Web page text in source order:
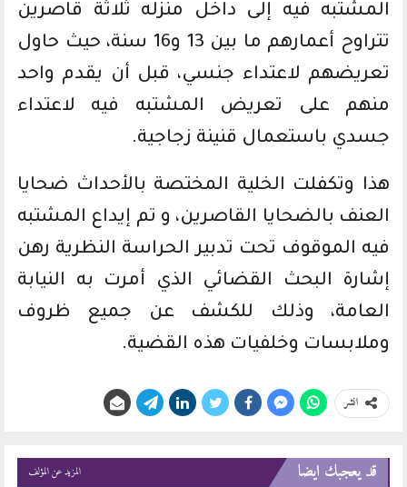
المشتبه فيه إلى داخل منزله ثلاثة قاصرين
تتراوح أعمارهم ما بين 13 و16 سنة، حيث حاول
تعريضهم لاعتداء جنسي، قبل أن يقدم واحد
منهم على تعريض المشتبه فيه لاعتداء
جسدي باستعمال قنينة زجاجية.
هذا وتكفلت الخلية المختصة بالأحداث ضحايا
العنف بالضحايا القاصرين، و تم إيداع المشتبه
فيه الموقوف تحت تدبير الحراسة النظرية رهن
إشارة البحث القضائي الذي أمرت به النيابة
العامة، وذلك للكشف عن جميع ظروف
وملابسات وخلفيات هذه القضية.
انشر
قد يعجبك ايضا المزيد عن المؤلف